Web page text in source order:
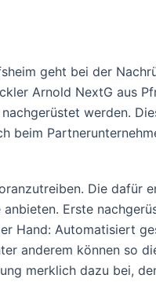
geht bei der
Arnold NextG aus
werden.
beim
Die dafür
Erste
Hand: Automatisiert
anderem können so
merklich dazu bei,